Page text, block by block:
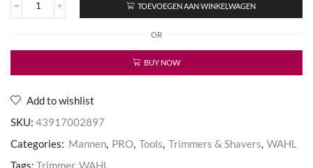
HI-
TOEVOEGEN AAN WINKELWAGEN
OR
BUY NOW
Add to wishlist
SKU: 43917002897
Categories: Mannen, PRO, Tools, Trimmers & Shavers, WAHL
Tags: Trimmer,WAHL